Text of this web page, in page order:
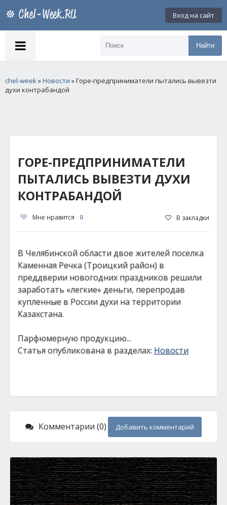
Вход на сайт
Найти
chel-week»Новости » Горе-предприниматели пытались вывезти
духи контрабандой
ГОРЕ-ПРЕДПРИНИМАТЕЛИ
ПЫТАЛИСЬ ВЫВЕЗТИ ДУХИ
КОНТРАБАНДОЙ
Мне нравится 0 В закладки
В Челябинской области двое жителей поселка
Каменная Речка (Троицкий район) в
преддверии новогодних праздников решили
заработать «легкие» деньги, перепродав
купленные в России духи на территории
Казахстана.
Парфюмерную продукцию...
Статья опубликована в разделах: Новости
Комментарии (0) Добавить комментарий